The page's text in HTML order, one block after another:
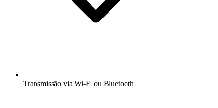
Transmissão via Wi-Fi ou Bluetooth